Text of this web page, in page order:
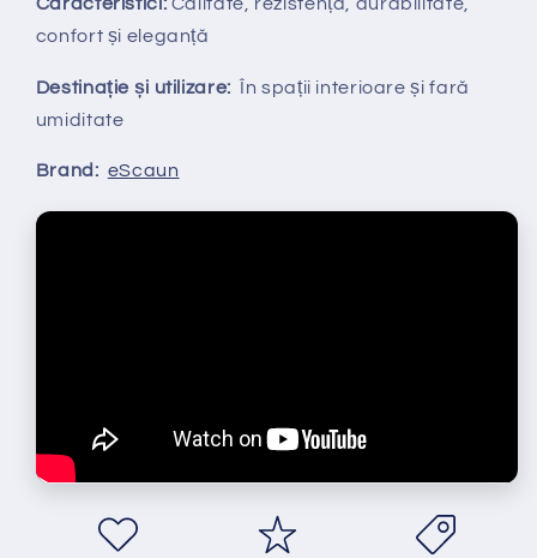
confort și eleganță
Destinație și utilizare: În spații interioare și fară
umiditate
Brand: eScaun